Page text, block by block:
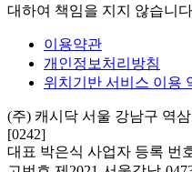
대하여 책임을 지지 않습니
이용약관
개인정보처리방침
위치기반 서비스 이용
(주) 캐시닥 서울 강남구 역
[0242]
대표 박은식 사업자 등록 번